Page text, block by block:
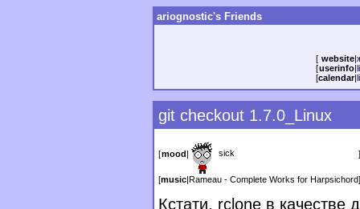
ariognostic's Friends
[ website|
[userinfo|
[calendar|
git checkout 1.7.0_Linux
[mood sick ]
[music Rameau - Complete Works for Harpsichord]
Кстати, rclone в качестве